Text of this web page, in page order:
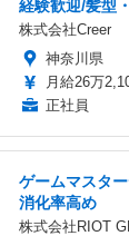
経験歓迎/髪型
株式会社Creer
神奈川県
月給26万
正社員
ゲームマスタ
消化率高め
株式会社RIOT